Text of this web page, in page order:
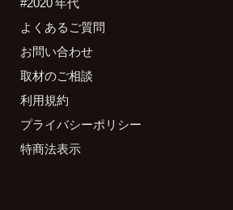
よくあるご質問
お問い合わせ
取材のご相談
利用規約
プライバシーポリシー
特商法表示